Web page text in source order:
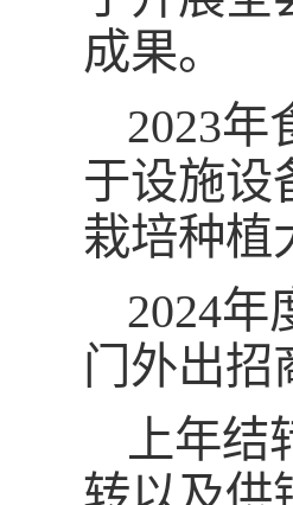
成果。
2023年
于设施设
栽培种植
2024年
门外出招
上年结